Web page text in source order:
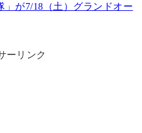
」が7/18（土）グランドオー
ーリンク